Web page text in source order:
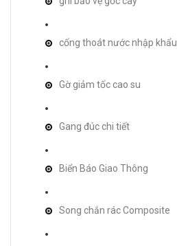
cống thoát nước nhập khẩu
Gờ giảm tốc cao su
Gang đúc chi tiết
Biển Báo Giao Thông
Song chắn rác Composite